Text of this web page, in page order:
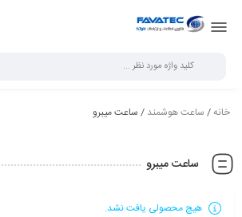
خانه/ ساعت هوشمند / ساعت میبرو
ساعت میبرو
هیچ محصولی یافت نشد.